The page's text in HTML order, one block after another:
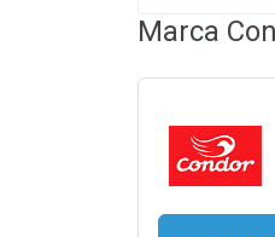
Marca